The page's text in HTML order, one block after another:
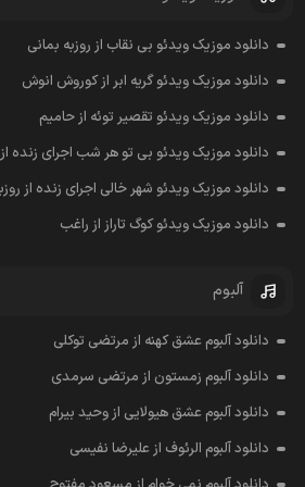
دانلود موزیک ویدئو بی نقاب از روزبه بمانی
دانلود موزیک ویدئو گریه ابر از کوروش انوش
دانلود موزیک ویدئو تقصیر توئه از حامیم
دانلود موزیک ویدئو بی تو هر شب اجرای زنده
دانلود موزیک ویدئو شهر خالی اجرای زنده از
دانلود موزیک ویدئو کوگ تاراز از راغب
آلبوم
دانلود آلبوم عشق کهنه از مرتضی توکلی
دانلود آلبوم زمستون از مرتضی سرمدی
دانلود آلبوم عشق هیولایی از وحید بیرام
دانلود آلبوم الرئوف از علیرضا نفیسی